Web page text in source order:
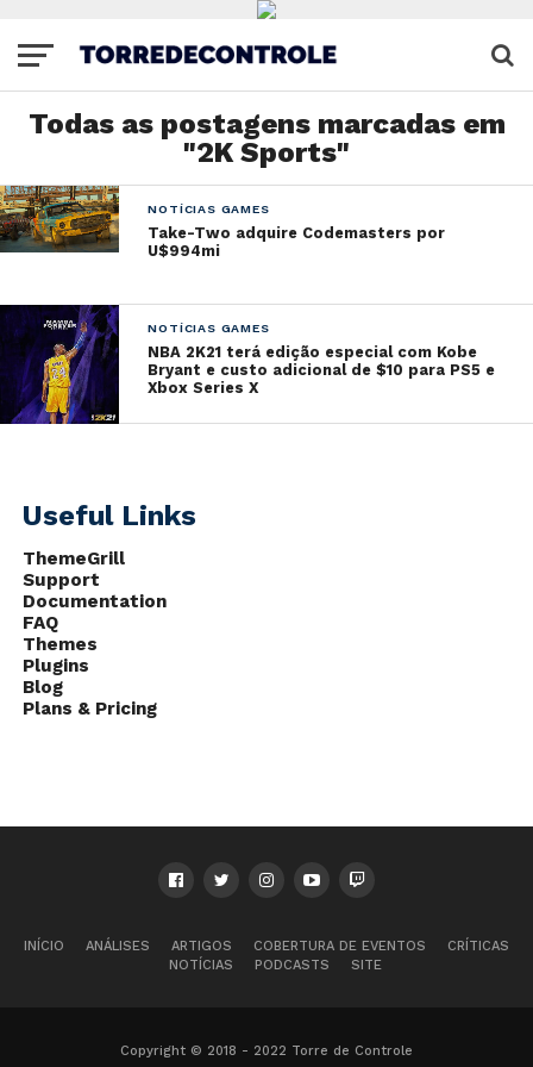
Todas as postagens marcadas em
"2K Sports"
NOTÍCIAS GAMES
Take-Two adquire Codemasters por
U$994mi
NOTÍCIAS GAMES
NBA 2K21 terá edição especial com Kobe
Bryant e custo adicional de $10 para PS5 e
Xbox Series X
Useful Links
ThemeGrill
Support
Documentation
FAQ
Themes
Plugins
Blog
Plans & Pricing
INÍCIO ANÁLISES ARTIGOS COBERTURA DE EVENTOS
CRÍTICAS
NOTÍCIAS
PODCASTS SITE
Copyright © 2018 - 2022 Torre de Controle